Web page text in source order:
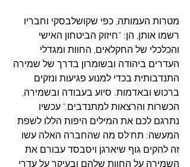
מטרות העמותה, כפי שקושלבסקי וחבריו
רשמו אותן, הן: "חיזוק הביטחון האישי
והכלכלי של החקלאים, החוות ומגדלי
העדרים ביהודה ובשומרון בדרך של שמירה
התנדבותית בכדי למנוע פגיעות ונזקים
ברכוש ובאדמות. סיוע בעבודה ובשמירה,
הכשרות והרצאות למתנדבים." עכשיו
נתרגם לכם את המילים היפות הללו לשפת
המעשה: תח'לס מה שהחברה האלה עשו
זה להקים גוף שיארגן ויסבסד עבורם את
השמירה על החוות שלהם ובעיקר על עדרי